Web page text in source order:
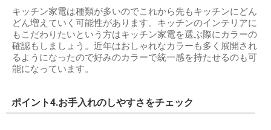
キッチン家電は種類が多いのでこれから先もキッチンにどん
どん増えていく可能性があります。キッチンのインテリアに
もこだわりたいという方はキッチン家電を選ぶ際にカラーの
確認もしましょう。近年はおしゃれなカラーも多く展開され
るようになったので好みのカラーで統一感を持たせるのも可
能になっています。
ポイント4.お手入れのしやすさをチェック